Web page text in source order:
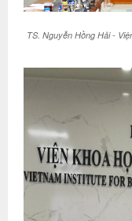
TS. Nguyễn Hồng Hải -